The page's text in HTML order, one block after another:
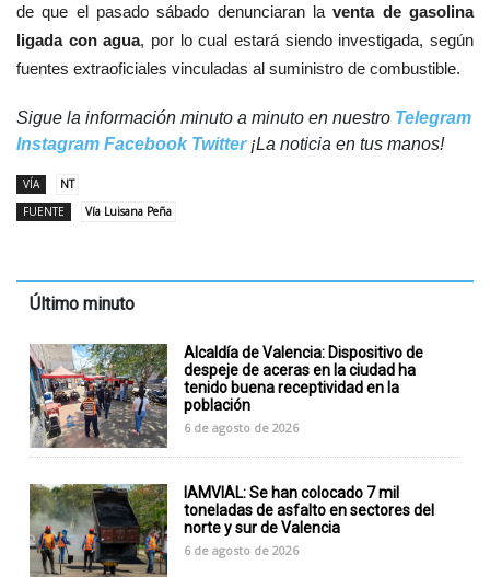
de que el pasado sábado denunciaran laventa de gasolina
ligada con agua, por lo cual estará siendo investigada, según
fuentes extraoficiales vinculadas al suministro de combustible.
Sigue la información minuto a minuto en nuestro Telegram
Instagram Facebook Twitter¡La noticia en tus manos!
VÍA
NT
FUENTE
Vía Luisana Peña
Último minuto
Alcaldía de Valencia: Dispositivo de
despeje de aceras en la ciudad ha
tenido buena receptividad en la
población
6 de agosto de 2026
IAMVIAL: Se han colocado 7 mil
toneladas de asfalto en sectores del
norte y sur de Valencia
6 de agosto de 2026